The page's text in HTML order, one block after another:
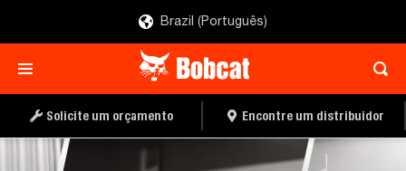
Brazil (Português)
Solicite um orçamento Encontre um distribuidor